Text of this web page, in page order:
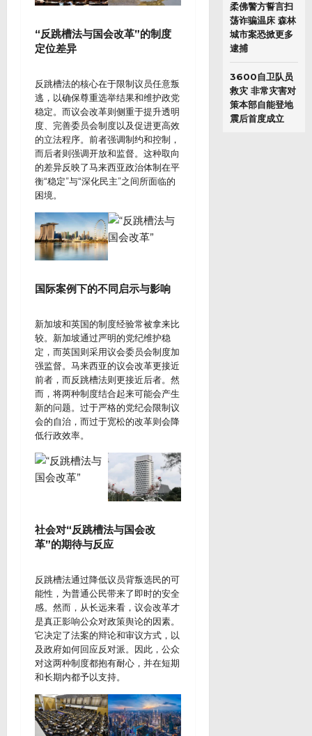
“反跳槽法与国会改革”的制度
定位差异
反跳槽法的核心在于限制议员任意叛
逃，以确保尊重选举结果和维护政党
稳定。而议会改革则侧重于提升透明
度、完善委员会制度以及促进更高效
的立法程序。前者强调制约和控制，
而后者则强调开放和监督。这种取向
的差异反映了马来西亚政治体制在平
衡“稳定”与“深化民主”之间所面临的
困境。
国际案例下的不同启示与影响
新加坡和英国的制度经验常被拿来比
较。新加坡通过严明的党纪维护稳
定，而英国则采用议会委员会制度加
强监督。马来西亚的议会改革更接近
前者，而反跳槽法则更接近后者。然
而，将两种制度结合起来可能会产生
新的问题。过于严格的党纪会限制议​​
会的自治，而过于宽松的改革则会降
低行政效率。
社会对“反跳槽法与国会改
革”的期待与反应
反跳槽法通过降低议员背叛选民的可
能性，为普通公民带来了即时的安全
感。然而，从长远来看，议会改革才
是真正影响公众对政策舆论的因素。
它决定了法案的辩论和审议方式，以
及政府如何回应反对派。因此，公众
对这两种制度都抱有耐心，并在短期
和长期内都予以支持。
柔佛警方誓言扫
荡诈骗温床 森林
城市案恐掀更多
逮捕
3600自卫队员
救灾 非常灾害对
策本部自能登地
震后首度成立